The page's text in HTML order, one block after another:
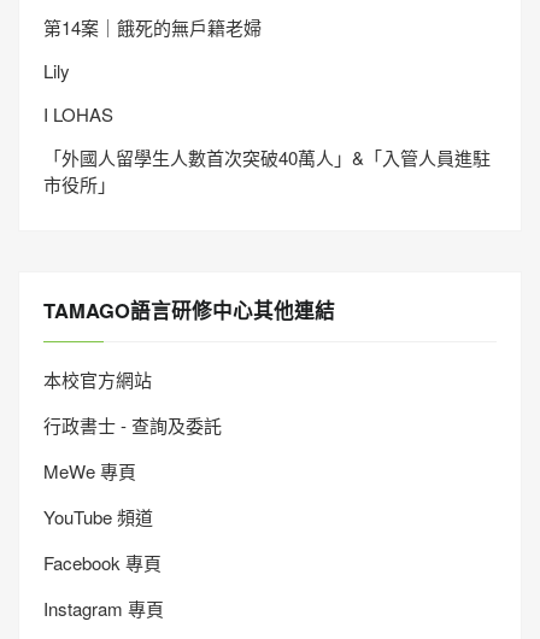
第14案｜餓死的無戶籍老婦
Lily
I LOHAS
「外國人留學生人數首次突破40萬人」&「入管人員進駐
市役所」
TAMAGO語言研修中心其他連結
本校官方網站
行政書士 - 查詢及委託
MeWe 專頁
YouTube 頻道
Facebook 專頁
Instagram 專頁